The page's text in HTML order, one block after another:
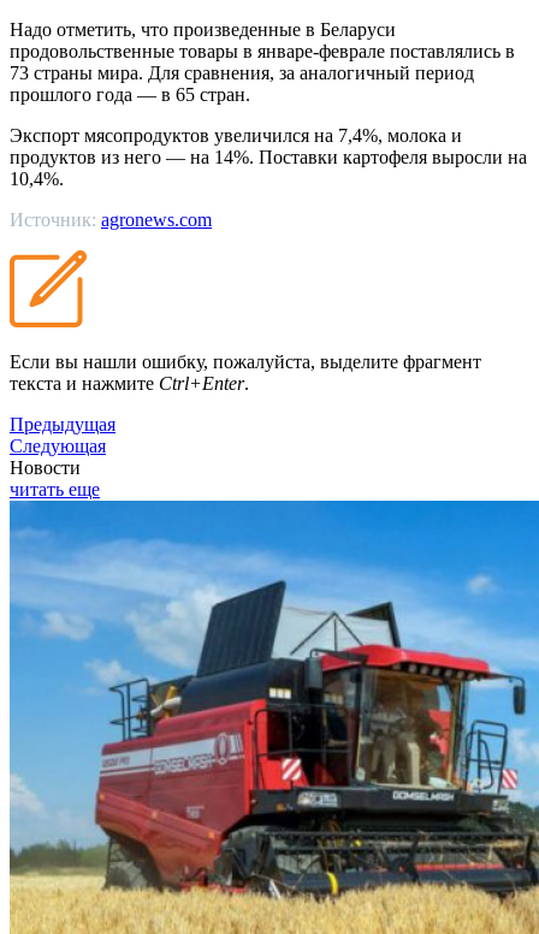
Надо отметить, что произведенные в Беларуси
продовольственные товары в январе-феврале поставлялись в
73 страны мира. Для сравнения, за аналогичный период
прошлого года — в 65 стран.
Экспорт мясопродуктов увеличился на 7,4%, молока и
продуктов из него — на 14%. Поставки картофеля выросли на
10,4%.
Источник: agronews.com
Если вы нашли ошибку, пожалуйста, выделите фрагмент
текста и нажмите Ctrl+Enter.
Предыдущая
Следующая
Новости
читать еще